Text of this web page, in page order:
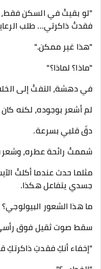
"لو بقيتُ في السكن فقط،
فقدتُ ذاكرتي... طلب
"هذا غير ممكن."
"ماذا؟ لماذا؟"
في دهشة، التفتُ إلى
لم أشعر بوجوده، لكنه
دقّ قلبي بسرعة.
شممتُ رائحة عطره،
مثلما حدث عندما أكلتُ
جسدي يتفاعل هكذا.
ما هذا الشعور البيولوجي؟
سقط صوت ثقيل فوق
"إخفاء أنكِ فقدتِ ذاكرتكِ